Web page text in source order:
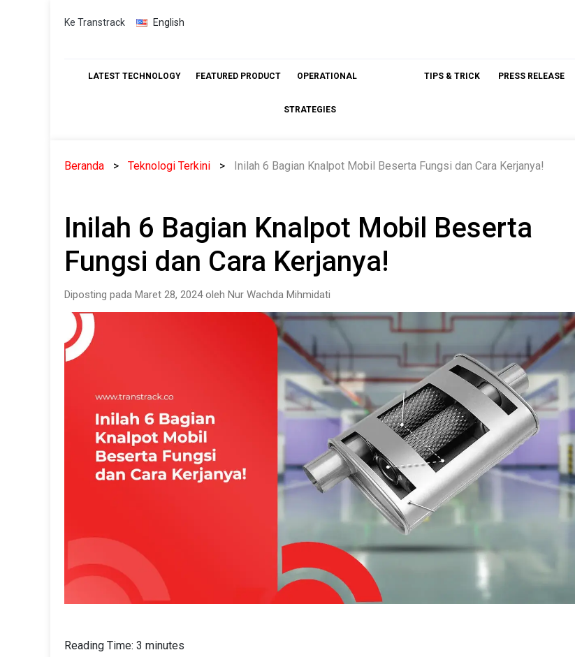
Skip
Ke Transtrack English
LATEST TECHNOLOGY FEATURED PRODUCT OPERATIONAL
STRATEGIES
TIPS & TRICK PRESS RELEASE
Beranda Teknologi Terkini Inilah 6 Bagian Knalpot Mobil Beserta Fungsi dan Cara Kerjanya!
Inilah 6 Bagian Knalpot Mobil Beserta
Fungsi dan Cara Kerjanya!
Diposting pada Maret 28, 2024 oleh Nur Wachda Mihmidati
Reading Time: 3 minutes